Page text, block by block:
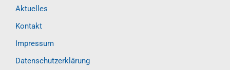
Aktuelles
Kontakt
Impressum
Datenschutzerklärung